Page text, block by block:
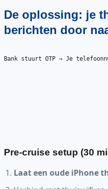
De oplossing: je
berichten door
Bank stuurt OTP → Je
Pre-cruise setup (30
Laat een oude iPhone